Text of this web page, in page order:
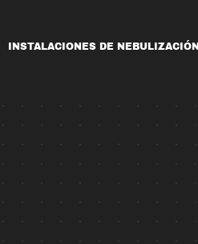
INSTALACIONES DE NEBULIZACIÓN